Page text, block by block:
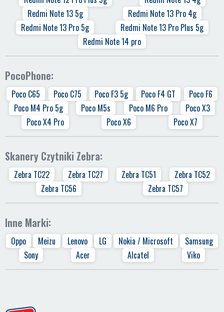
Redmi Note 13 5g
Redmi Note 13 Pro 4g
Redmi Note 13 Pro 5g
Redmi Note 13 Pro Plus 5g
Redmi Note 14 pro
PocoPhone:
Poco C65 Poco C75 Poco F3 5g Poco F4 GT
Poco F6
Poco M4 Pro 5g
Poco M5s Poco M6 Pro
Poco X3
Poco X4 Pro
Poco X6 Poco X7
Skanery Czytniki Zebra:
Zebra TC22 Zebra TC27 Zebra TC51
Zebra TC52
Zebra TC56
Zebra TC57
Inne Marki:
Oppo Meizu Lenovo LG Nokia / Microsoft
Samsung
Sony
Acer Alcatel Viko